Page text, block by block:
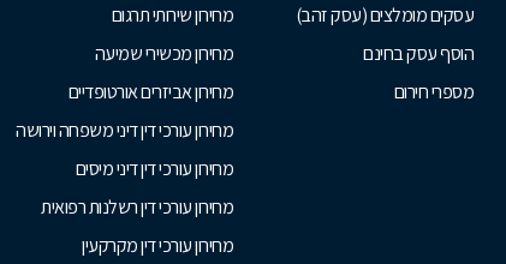
עסקים מומלצים (עסק זהב)
הוסף עסק בחינם
מספרי חירום
מחירון שירותי תרגום
מחירון מכשירי שמיעה
מחירון אביזרים אורטופדיים
מחירון עורכי דין דיני משפחה וירושה
מחירון עורכי דין דיני מיסים
מחירון עורכי דין רשלנות רפואית
מחירון עורכי דין מקרקעין